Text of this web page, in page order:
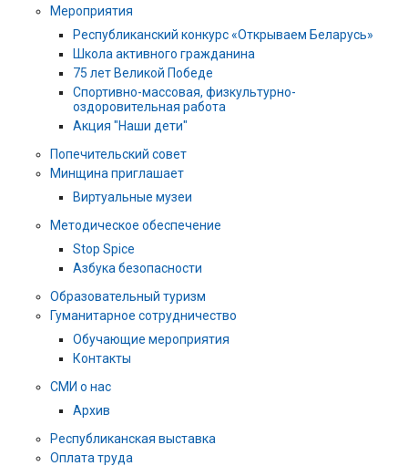
Мероприятия
Республиканский конкурс «Открываем Беларусь»
Школа активного гражданина
75 лет Великой Победе
Спортивно-массовая, физкультурно-
оздоровительная работа
Акция "Наши дети"
Попечительский совет
Минщина приглашает
Виртуальные музеи
Методическое обеспечение
Stop Spice
Азбука безопасности
Образовательный туризм
Гуманитарное сотрудничество
Обучающие мероприятия
Контакты
СМИ о нас
Архив
Республиканская выставка
Оплата труда